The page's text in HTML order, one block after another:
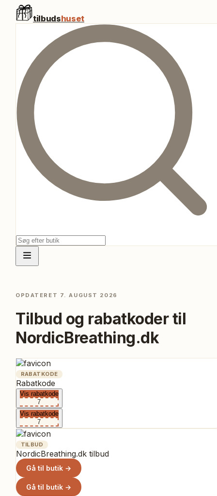
tilbudshuset
OPDATERET 7. AUGUST 2026
Tilbud og rabatkoder til
NordicBreathing.dk
RABATKODE
Rabatkode
Vis rabatkode
7
Vis rabatkode
7
TILBUD
NordicBreathing.dk tilbud
Gå til butik →
Gå til butik →